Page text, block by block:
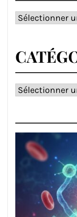
Archives
Catégories